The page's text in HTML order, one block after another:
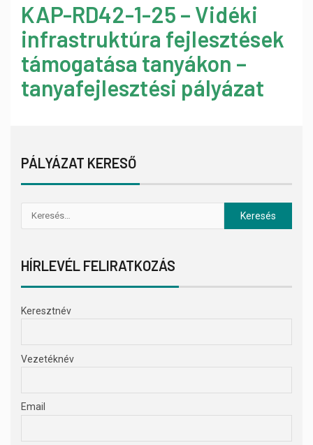
KAP-RD42-1-25 – Vidéki
infrastruktúra fejlesztések
támogatása tanyákon –
tanyafejlesztési pályázat
PÁLYÁZAT KERESŐ
HÍRLEVÉL FELIRATKOZÁS
Keresztnév
Vezetéknév
Email